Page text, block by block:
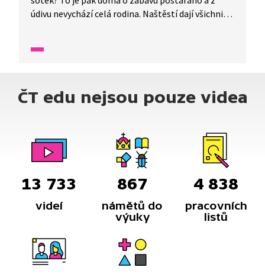
údivu nevychází celá rodina. Naštěstí dají všichni
když není vlastně zlý. Jen si nemůže pomoci a jako
ČT edu nejsou pouze videa
13 733
videí
867
námětů do
výuky
4 838
pracovních
listů